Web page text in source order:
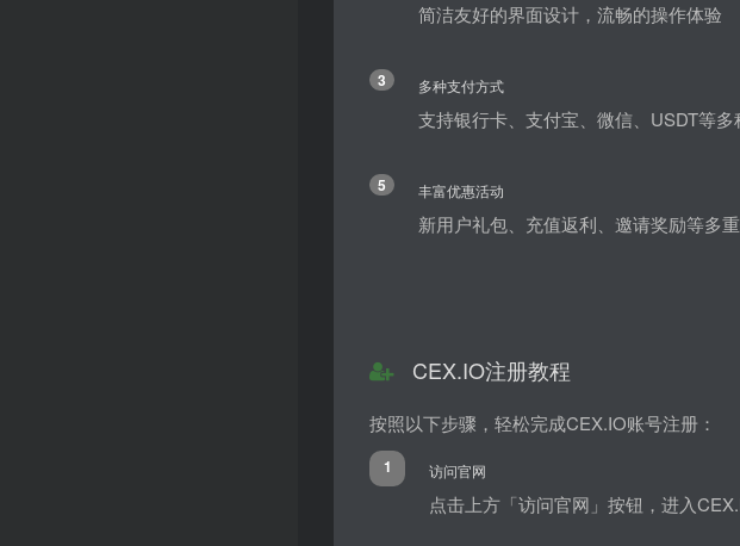
简洁友好的界面设计，流畅的操作体验
3 多种支付方式
支持银行卡、支付宝、微信、USDT等
5 丰富优惠活动
新用户礼包、充值返利、邀请奖励等多
CEX.IO注册教程
按照以下步骤，轻松完成CEX.IO账号注册：
1 访问官网
点击上方「访问官网」按钮，进入